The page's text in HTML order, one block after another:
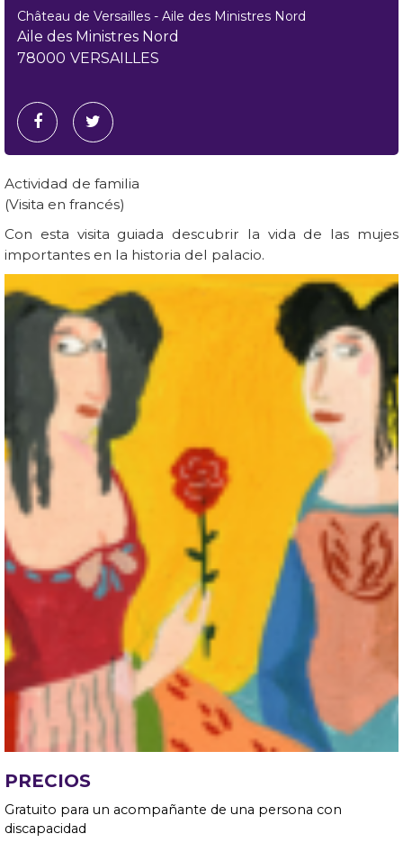
Château de Versailles - Aile des Ministres Nord
Aile des Ministres Nord
78000 VERSAILLES
Actividad de familia
(Visita en francés)
Con esta visita guiada descubrir la vida de las mujes
importantes en la historia del palacio.
PRECIOS
Gratuito para un acompañante de una persona con
discapacidad